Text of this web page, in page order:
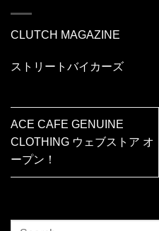
CLUTCH MAGAZINE
ストリートバイカーズ
ACE CAFE GENUINE
CLOTHING ウェブストア オ
ープン！